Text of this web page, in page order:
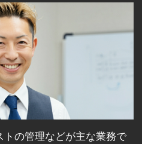
の管理などが主な業務で